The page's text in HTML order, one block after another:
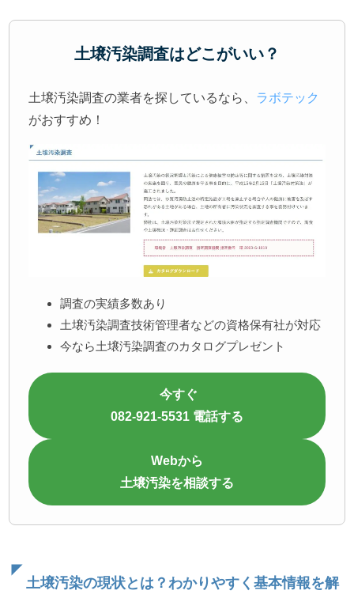
土壌汚染調査はどこがいい？
土壌汚染調査の業者を探しているなら、 ラボテック
がおすすめ！
調査の実績多数あり
土壌汚染調査技術管理者などの資格保有社が対応
今なら土壌汚染調査のカタログプレゼント
今すぐ
082-921-5531 電話する
Webから
土壌汚染を相談する
土壌汚染の現状とは？わかりやすく基本情報を解